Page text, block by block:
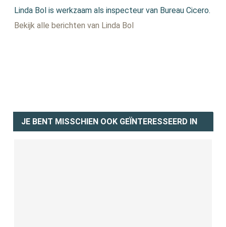
Linda Bol is werkzaam als inspecteur van Bureau Cicero.
Bekijk alle berichten van Linda Bol
JE BENT MISSCHIEN OOK GEÏNTERESSEERD IN